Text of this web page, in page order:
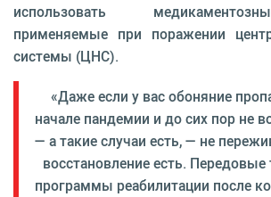
использовать
применяемые при поражении
системы (ЦНС).
«Даже если у вас обоняние
начале пандемии и до сих пор не
— а такие случаи есть, — не
восстановление есть. Передовые
программы реабилитации после